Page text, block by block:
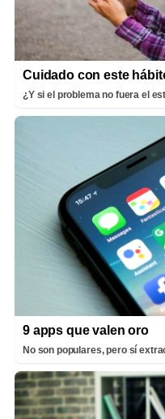
Cuidado con este
¿Y si el problema no fuera el
9 apps que valen oro
No son populares, pero sí